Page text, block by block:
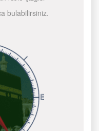
bulabilirsiniz.